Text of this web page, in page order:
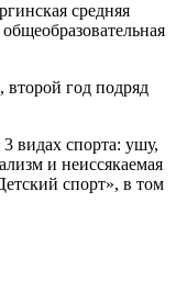
средняя
второй год подряд
видах спорта: ушу,
и неиссякаемая
спорт», в том